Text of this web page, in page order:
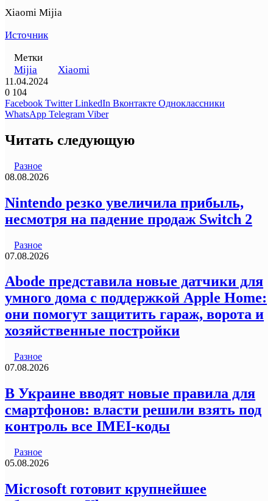
Xiaomi Mijia
Источник
Метки
Mijia
Xiaomi
11.04.2024
0 104
Facebook Twitter LinkedIn Вконтакте Одноклассники
WhatsApp Telegram Viber
Читать следующую
Разное
08.08.2026
Nintendo резко увеличила прибыль,
несмотря на падение продаж Switch 2
Разное
07.08.2026
Abode представила новые датчики для
умного дома с поддержкой Apple Home:
они помогут защитить гараж, ворота и
хозяйственные постройки
Разное
07.08.2026
В Украине вводят новые правила для
смартфонов: власти решили взять под
контроль все IMEI-коды
Разное
05.08.2026
Microsoft готовит крупнейшее